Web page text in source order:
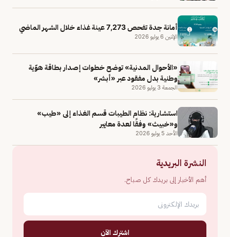
أمانة جدة تفحص 7,273 عينة غذاء خلال الشهر الماضي
الإثنين 6 يوليو 2026
«الأحوال المدنية» توضح خطوات إصدار بطاقة هوّية
وطنية بدل مفقود عبر «أبشر»
الجمعة 3 يوليو 2026
استشارية: نظام الطيبات قسم الغذاء إلى «طيب»
و«خبيث» وفقًا لعدة معايير
الأحد 5 يوليو 2026
النشرة البريدية
أهم الأخبار إلى بريدك كل صباح.
اشترك الآن